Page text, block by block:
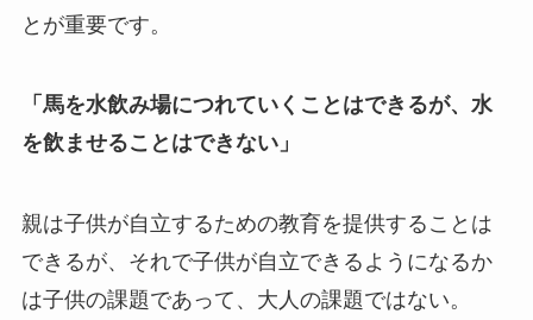
とが重要です。
「馬を水飲み場につれていくことはできるが、水
を飲ませることはできない」
親は子供が自立するための教育を提供することは
できるが、それで子供が自立できるようになるか
は子供の課題であって、大人の課題ではない。